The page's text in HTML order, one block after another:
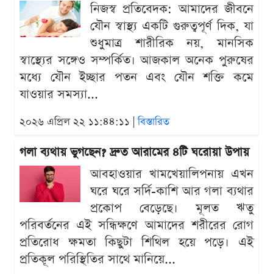
নিজস্ব প্রতিবেদক: আমাদের জীবনে
যৌন স্বাস্থ্য একটি গুরুত্বপূর্ণ দিক, যা
শুধুমাত্র শারীরিক নয়, মানসিক
স্বাস্থ্যের সঙ্গেও সম্পর্কিত। আজকাল অনেক পুরুষের
মধ্যে যৌন ইচ্ছার পতন এবং যৌন শক্তি কমে
যাওয়ার সমস্যা...
২০২৬ এপ্রিল ২২ ১১:৪৪:১১ |বিস্তারিত
গলা ব্যথায় ভুগছেন? দ্রুত আরামের ৪টি ঘরোয়া উপায়
আবহাওয়ার খামখেয়ালিপনায় এখন
ঘরে ঘরে সর্দি-কাশি আর গলা ব্যথার
প্রকোপ বেড়েছে। মূলত ঋতু
পরিবর্তনের এই সন্ধিক্ষণে আমাদের শরীরের রোগ
প্রতিরোধ ক্ষমতা কিছুটা শিথিল হয়ে পড়ে। এই
প্রতিকূল পরিস্থিতির সাথে মানিয়ে...